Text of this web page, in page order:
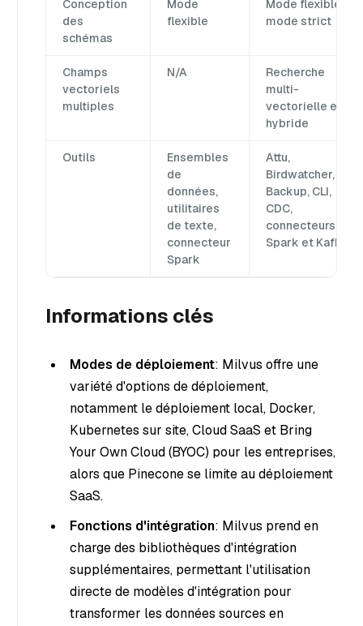
Conception
des
schémas
Mode
flexible
Mode flexible,
mode strict
Champs
vectoriels
multiples
N/A
Recherche
multi-
vectorielle et
hybride
Outils
Ensembles
de
données,
utilitaires
de texte,
connecteur
Spark
Attu,
Birdwatcher,
Backup, CLI,
CDC,
connecteurs
Spark et Kafka
Informations clés
Modes de déploiement: Milvus offre une
variété d'options de déploiement,
notamment le déploiement local, Docker,
Kubernetes sur site, Cloud SaaS et Bring
Your Own Cloud (BYOC) pour les entreprises,
alors que Pinecone se limite au déploiement
SaaS.
Fonctions d'intégration: Milvus prend en
charge des bibliothèques d'intégration
supplémentaires, permettant l'utilisation
directe de modèles d'intégration pour
transformer les données sources en